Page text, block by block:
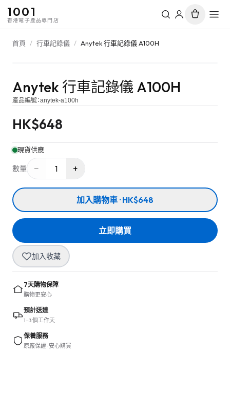
1001
香港電子產品專門店
首頁 / 行車記錄儀 / Anytek 行車記錄儀 A100H
Anytek 行車記錄儀 A100H
產品編號：anytek-a100h
HK$648
現貨供應
數量 − 1 +
加入購物車 · HK$648
立即購買
加入收藏
7天購物保障
購物更安心
預計送達
1–3 個工作天
保養服務
原廠保證 · 安心購買